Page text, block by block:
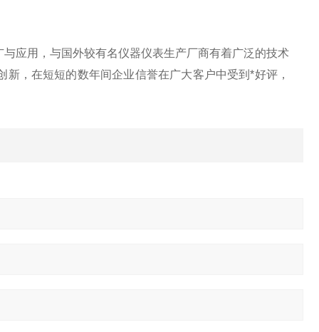
应用，与国外较有名仪器仪表生产厂商有着广泛的技术
，在短短的数年间企业信誉在广大客户中受到*好评，